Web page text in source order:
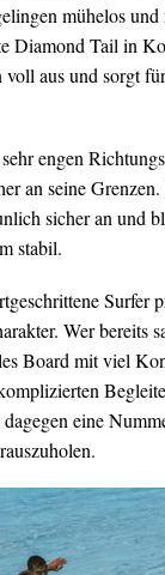
mühelos
Diamond Tail in
voll aus und sorgt
engen
an seine
sicher an und
stabil.
Surfer
Wer bereits
Board mit viel
eine